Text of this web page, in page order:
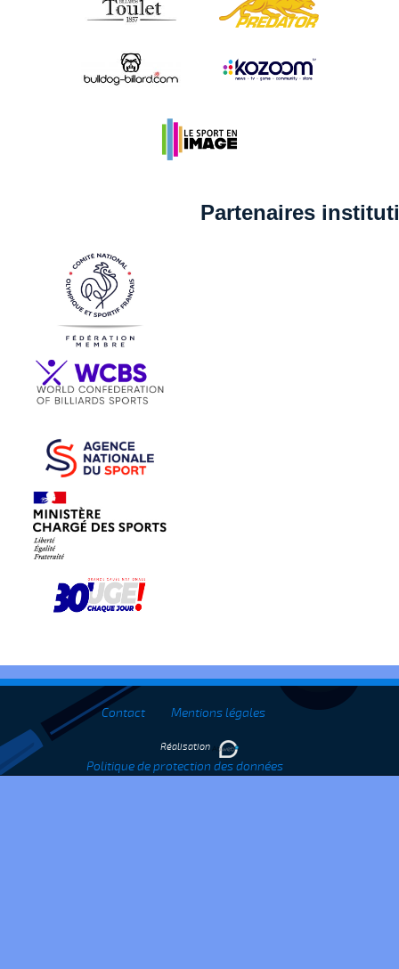
Partenaires
Contact Mentions légales
Politique de protection des données
Réalisation